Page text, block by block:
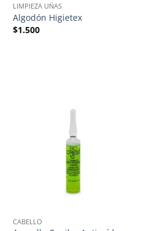
LIMPIEZA UÑAS
Algodón Higietex
$1.500
CABELLO